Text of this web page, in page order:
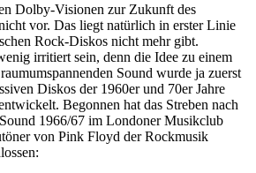
Dolby-Visionen zur Zukunft des
vor. Das liegt natürlich in erster Linie
Rock-Diskos nicht mehr gibt.
irritiert sein, denn die Idee zu einem
Sound wurde ja zuerst
Diskos der 1960er und 70er Jahre
Begonnen hat das Streben nach
1966/67 im Londoner Musikclub
von Pink Floyd der Rockmusik